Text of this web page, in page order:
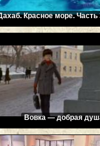
Красное море. Часть
Вовка — добрая